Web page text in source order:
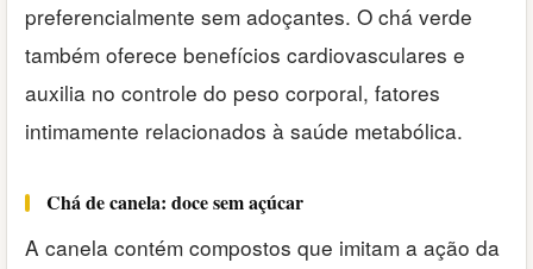
preferencialmente sem adoçantes. O chá verde
também oferece benefícios cardiovasculares e
auxilia no controle do peso corporal, fatores
intimamente relacionados à saúde metabólica.
Chá de canela: doce sem açúcar
A canela contém compostos que imitam a ação da